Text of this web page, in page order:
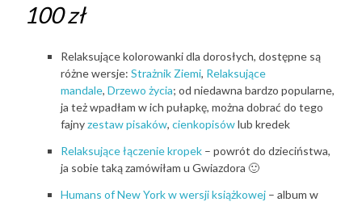
100 zł
Relaksujące kolorowanki dla dorosłych, dostępne są
różne wersje: Strażnik Ziemi, Relaksujące
mandale, Drzewo życia; od niedawna bardzo popularne,
ja też wpadłam w ich pułapkę, można dobrać do tego
fajnyzestaw pisaków, cienkopisówlub kredek
Relaksujące łączenie kropek – powrót do dzieciństwa,
ja sobie taką zamówiłam u Gwiazdora 🙂
Humans of New York w wersji książkowej – album w